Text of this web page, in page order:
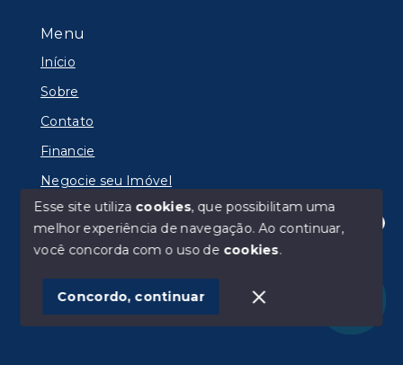
Olá! Estamos disponíveis para te ajudar.
Menu
Início
Sobre
Contato
Financie
Negocie seu Imóvel
© Copyright 2026 - IMOBILIÁRIA RADAR LTDA -
SITE PARA IMOBILIARIA
Esse site utiliza cookies, que possibilitam uma
melhor experiência de navegação.Ao continuar,
você concorda com o uso de cookies.
Concordo, continuar